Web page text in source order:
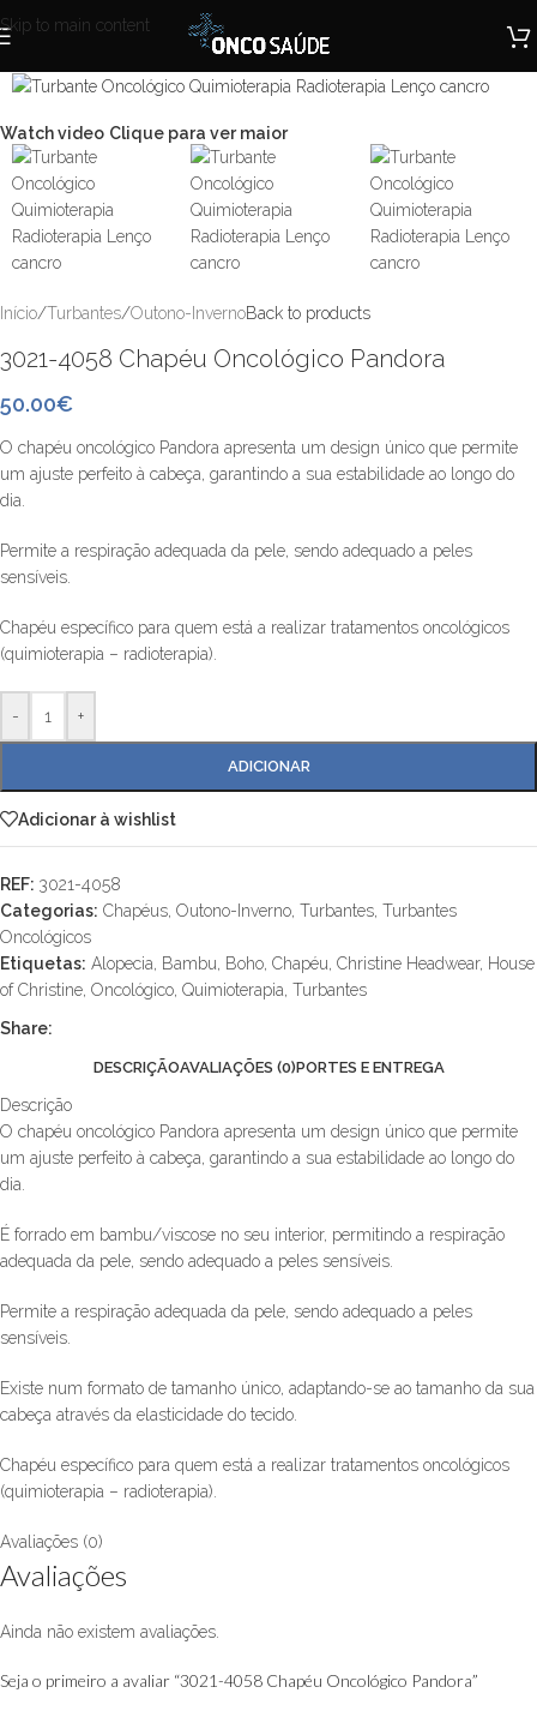
Skip to main content
Watch video Clique para ver maior
Início/Turbantes/Outono-InvernoBack to products
3021-4058 Chapéu Oncológico Pandora
50.00€
O chapéu oncológico Pandora apresenta um design único que permite
um ajuste perfeito à cabeça, garantindo a sua estabilidade ao longo do
dia.
Permite a respiração adequada da pele, sendo adequado a peles
sensíveis.
Chapéu específico para quem está a realizar tratamentos oncológicos
(quimioterapia – radioterapia).
- +
ADICIONAR
Adicionar à wishlist
REF: 3021-4058
Categorias: Chapéus, Outono-Inverno, Turbantes, Turbantes
Oncológicos
Etiquetas: Alopecia, Bambu, Boho, Chapéu, Christine Headwear, House
of Christine, Oncológico, Quimioterapia, Turbantes
Share:
DESCRIÇÃOAVALIAÇÕES (0)PORTES E ENTREGA
Descrição
O chapéu oncológico Pandora apresenta um design único que permite
um ajuste perfeito à cabeça, garantindo a sua estabilidade ao longo do
dia.
É forrado em bambu/viscose no seu interior, permitindo a respiração
adequada da pele, sendo adequado a peles sensíveis.
Permite a respiração adequada da pele, sendo adequado a peles
sensíveis.
Existe num formato de tamanho único, adaptando-se ao tamanho da sua
cabeça através da elasticidade do tecido.
Chapéu específico para quem está a realizar tratamentos oncológicos
(quimioterapia – radioterapia).
Avaliações (0)
Avaliações
Ainda não existem avaliações.
Seja o primeiro a avaliar “3021-4058 Chapéu Oncológico Pandora”